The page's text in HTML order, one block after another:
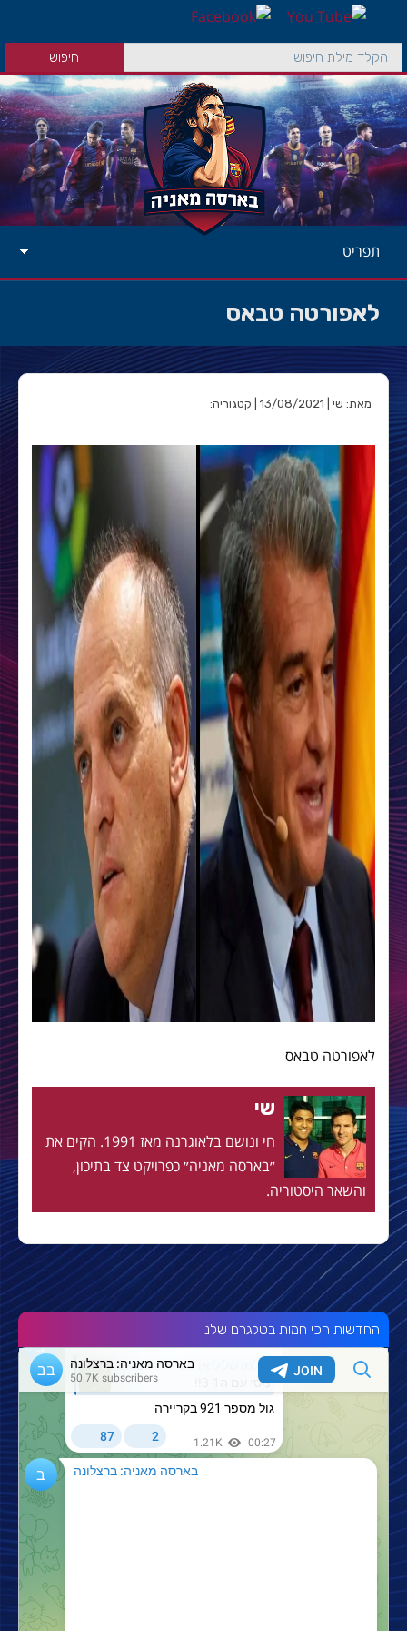
תפריט
לאפורטה טבאס
מאת: שי | 13/08/2021 | קטגוריה:
לאפורטה טבאס
שי
חי ונושם בלאוגרנה מאז 1991. הקים את
״בארסה מאניה״ כפרויקט צד בתיכון,
והשאר היסטוריה.
החדשות הכי חמות בטלגרם שלנו